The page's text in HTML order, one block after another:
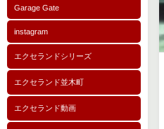
Garage Gate
instagram
エクセランドシリーズ
エクセランド並木町
エクセランド動画